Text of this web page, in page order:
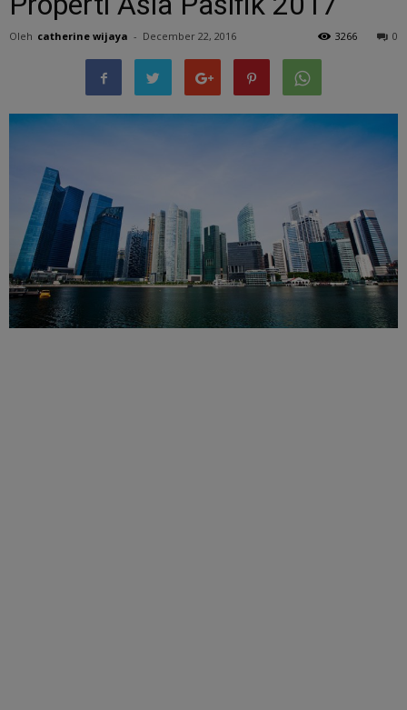
Oleh catherine wijaya - December 22, 2016 0
3266